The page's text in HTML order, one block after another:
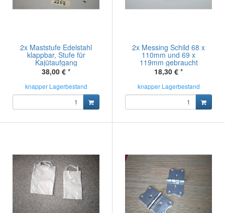
2x Maststufe Edelstahl
klappbar, Stufe für
Kajütaufgang
38,00 € *
knapper Lagerbestand
2x Messing Schild 68 x
110mm und 69 x
119mm gebraucht
18,30 € *
knapper Lagerbestand